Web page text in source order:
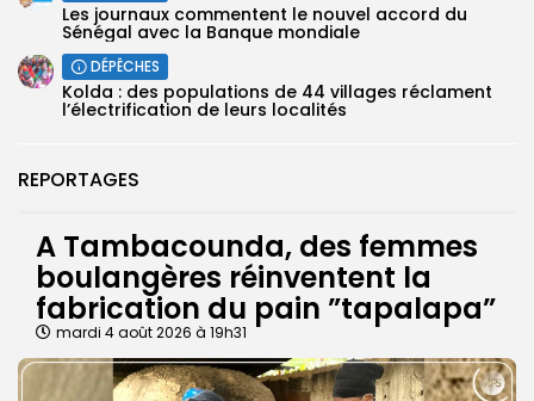
REPORTAGES
A Tambacounda, des femmes
boulangères réinventent la
fabrication du pain ”tapalapa”
mardi 4 août 2026 à 19h31
Les journaux commentent le nouvel accord du
Sénégal avec la Banque mondiale
DÉPÊCHES
Kolda : des populations de 44 villages réclament
l’électrification de leurs localités